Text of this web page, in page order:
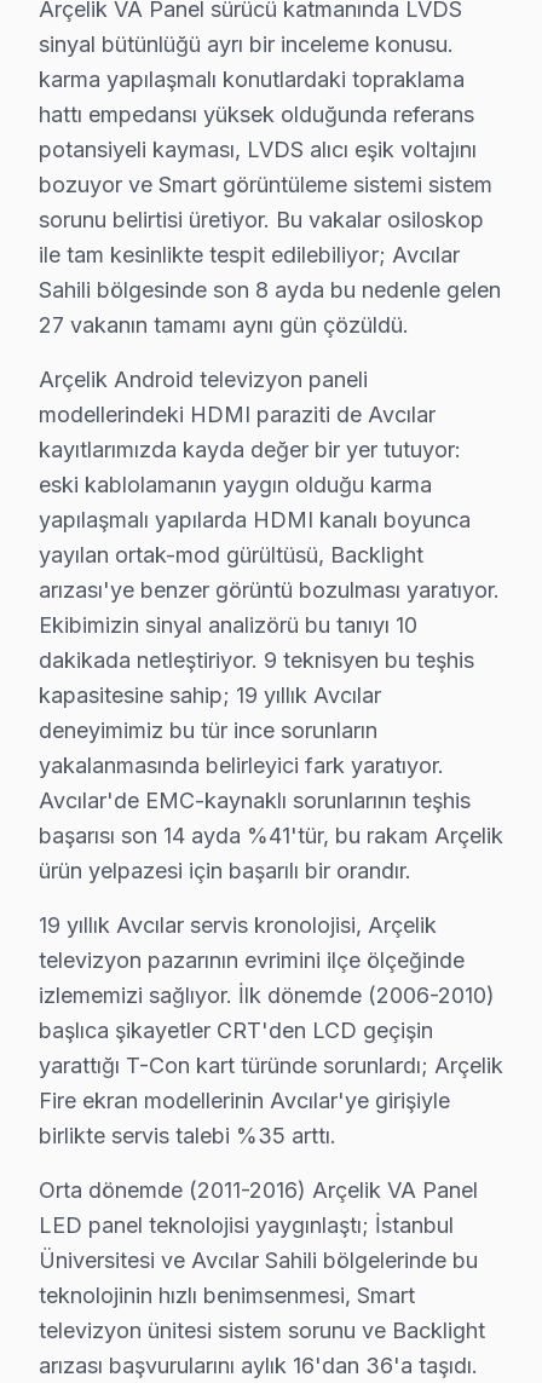
Arçelik TV Servis Ağımız: Avcılar Tüm
Avcılar'de Arçelik televizyon servisi arayan tüm
Tahtakale, Üniversite, Yeşilkent mahallelerinde
Ambarlı, Cihangir, Denizköşkler bölgelerinde
Firuzköy, Gümüşpala, Mustafa Kemal Paşa
Arçelik TV Teknik Rehberi: Panel, Teşhis ve
Avcılar'de Arçelik TV panel altyapısı hakkında
Avcılar'de arçelik, Koç Grubu bünyesindeki Arçelik
Avcılar'de arçelik ARC işlemci, Crystal Pro görüntü
Avcılar servisimizde Arçelik tamiri sırasında dikkat
1. Avcılar'de Google televizyon ünitesi modellerde
2. Avcılar'de Crystal Pro filtresi hasar görünce renk
3. Avcılar'de Arçelik-Beko ortak platform: bazı
4. Avcılar'de HDMI eARC portu (genellikle HDMI 1)
5. Avcılar'de Wi-Fi 6 modellerde ağ kartı ayrı
Avcılar söz konusu model Onarım Fiyat Rehberi
• Avcılar'de panel değişimi: 2.200 – 6.500 TL
• Avcılar'de anakart tamiri: 400 – 1.100 TL
• Avcılar'de güç kartı tamiri: 250 – 750 TL
• Avcılar'de LED backlight değişimi: 180 – 500 TL
Avcılar'de fiyatlar model, boyut ve arıza türüne göre
Arçelik TV Teknik Profil ve Servis Rehberi
Avcılar'de Arçelik Teşhis ve Onarım Uzmanlığı
Avcılar Servisimizde Arçelik Teşhis Süreci
Avcılar'de Arçelik akıllı TV servis menüsüne
Avcılar'de Arçelik Yazılım Altyapısı
Avcılar'de google görüntüleme sistemi OS (2022+),
Avcılar'de arçelik, Koç Grubu bünyesindeki söz
Avcılar'de bu cihaz Ana Kart ve İşlemci
Avcılar'de arçelik ARC işlemci, Crystal Pro görüntü
Avcılar Servisimizde Sık Karşılaştığımız Arçelik
1. Avcılar'de Google televizyon paneli modellerde
Arçelik VA Panel sürücü katmanında LVDS
sinyal bütünlüğü ayrı bir inceleme konusu.
karma yapılaşmalı konutlardaki topraklama
hattı empedansı yüksek olduğunda referans
potansiyeli kayması, LVDS alıcı eşik voltajını
bozuyor ve Smart görüntüleme sistemi sistem
sorunu belirtisi üretiyor. Bu vakalar osiloskop
ile tam kesinlikte tespit edilebiliyor; Avcılar
Sahili bölgesinde son 8 ayda bu nedenle gelen
27 vakanın tamamı aynı gün çözüldü.
Arçelik Android televizyon paneli
modellerindeki HDMI paraziti de Avcılar
kayıtlarımızda kayda değer bir yer tutuyor:
eski kablolamanın yaygın olduğu karma
yapılaşmalı yapılarda HDMI kanalı boyunca
yayılan ortak-mod gürültüsü, Backlight
arızası'ye benzer görüntü bozulması yaratıyor.
Ekibimizin sinyal analizörü bu tanıyı 10
dakikada netleştiriyor. 9 teknisyen bu teşhis
kapasitesine sahip; 19 yıllık Avcılar
deneyimimiz bu tür ince sorunların
yakalanmasında belirleyici fark yaratıyor.
Avcılar'de EMC-kaynaklı sorunlarının teşhis
başarısı son 14 ayda %41'tür, bu rakam Arçelik
ürün yelpazesi için başarılı bir orandır.
19 yıllık Avcılar servis kronolojisi, Arçelik
televizyon pazarının evrimini ilçe ölçeğinde
izlememizi sağlıyor. İlk dönemde (2006-2010)
başlıca şikayetler CRT'den LCD geçişin
yarattığı T-Con kart türünde sorunlardı; Arçelik
Fire ekran modellerinin Avcılar'ye girişiyle
birlikte servis talebi %35 arttı.
Orta dönemde (2011-2016) Arçelik VA Panel
LED panel teknolojisi yaygınlaştı; İstanbul
Üniversitesi ve Avcılar Sahili bölgelerinde bu
teknolojinin hızlı benimsenmesi, Smart
televizyon ünitesi sistem sorunu ve Backlight
arızası başvurularını aylık 16'dan 36'a taşıdı.